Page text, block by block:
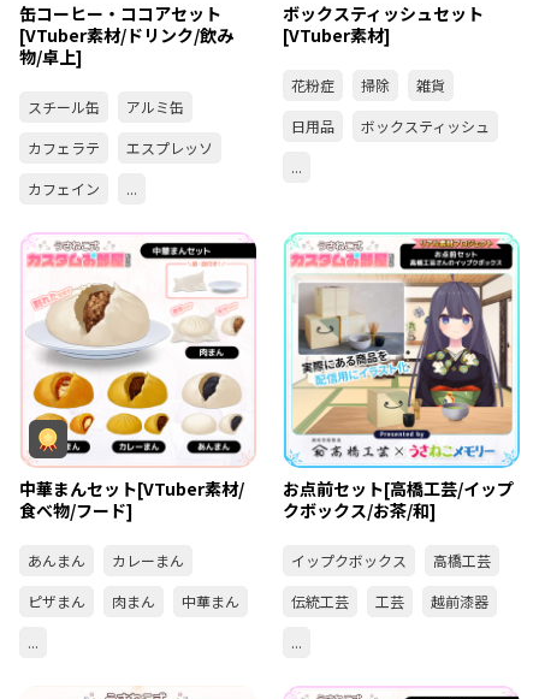
缶コーヒー・ココアセット
[VTuber素材/ドリンク/飲み
物/卓上]
スチール缶
アルミ缶
カフェラテ
エスプレッソ
カフェイン
...
ボックスティッシュセット
[VTuber素材]
花粉症 掃除
雑貨
日用品
ボックスティッシュ
...
中華まんセット[VTuber素材/
食べ物/フード]
あんまん
カレーまん
ピザまん
肉まん
中華まん
...
お点前セット[高橋工芸/イップ
クボックス/お茶/和]
イップクボックス
高橋工芸
伝統工芸
工芸
越前漆器
...